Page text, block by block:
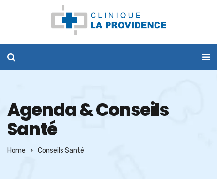
Agenda & Conseils
Santé
Home Conseils Santé